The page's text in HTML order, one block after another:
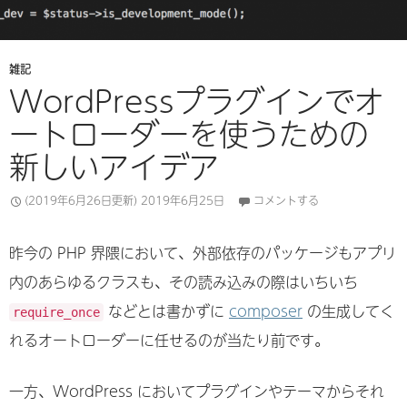
雑記
WordPressプラグインでオ
ートローダーを使うための
新しいアイデア
(2019年6月26日更新) 2019年6月25日 コメントする
昨今の PHP 界隈において、外部依存のパッケージもアプリ
内のあらゆるクラスも、その読み込みの際はいちいち
require_once などとは書かずに composer の生成してく
れるオートローダーに任せるのが当たり前です。
一方、WordPress においてプラグインやテーマからそれ